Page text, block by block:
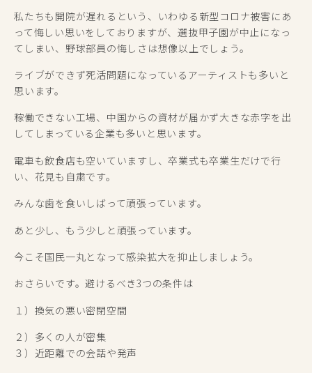
私たちも開院が遅れるという、いわゆる新型コロナ被害にあ
って悔しい思いをしておりますが、選抜甲子園が中止になっ
てしまい、野球部員の悔しさは想像以上でしょう。
ライブができず死活問題になっているアーティストも多いと
思います。
稼働できない工場、中国からの資材が届かず大きな赤字を出
してしまっている企業も多いと思います。
電車も飲食店も空いていますし、卒業式も卒業生だけで行
い、花見も自粛です。
みんな歯を食いしばって頑張っています。
あと少し、もう少しと頑張っています。
今こそ国民一丸となって感染拡大を抑止しましょう。
おさらいです。避けるべき3つの条件は
１）換気の悪い密閉空間
２）多くの人が密集
３）近距離での会話や発声